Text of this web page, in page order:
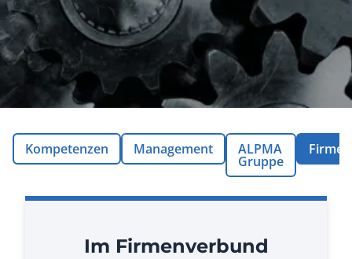
Kompetenzen Management ALPMA
Gruppe
Im Firmenverbund